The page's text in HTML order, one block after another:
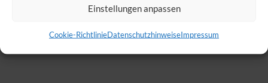
Einstellungen anpassen
Cookie-RichtlinieDatenschutzhinweiseImpressum